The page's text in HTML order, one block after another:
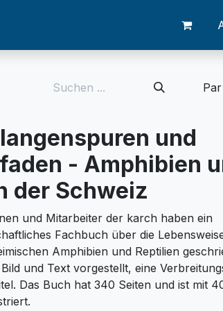
und
- Amphibien
der Schweiz
und Mitarbeiter der karch haben ein
Fachbuch über die
Amphibien und Reptilien
und Text vorgestellt, eine
Das Buch hat 340 Seiten und ist mit